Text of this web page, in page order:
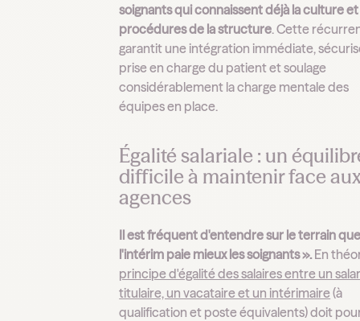
soignants qui connaissent déjà la culture et
procédures de la structure. Cette
garantit une intégration immédiate,
prise en charge du patient et soulage
considérablement la charge mentale des
équipes en place.
Égalité salariale : un
difficile à maintenir face
agences
Il est fréquent d'entendre sur le terrain
l'intérim paie mieux les soignants ».En
principe d'égalité des salaires entre un
titulaire, un vacataire et un intérimaire(à
qualification et poste équivalents) doit